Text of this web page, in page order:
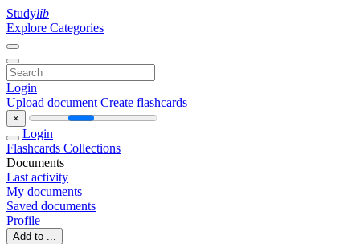
Studylib
Explore Categories
Login
Upload document Create flashcards
×
Login
Flashcards Collections
Documents
Last activity
My documents
Saved documents
Profile
Add to ...